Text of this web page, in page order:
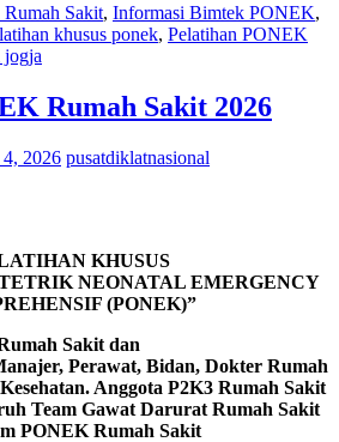
Sakit, Informasi Bimtek PONEK,
khusus ponek, Pelatihan PONEK
jogja
Rumah Sakit 2026
2026 pusatdiklatnasional
KHUSUS
NEONATAL EMERGENCY
(PONEK)”
Sakit dan
Perawat, Bidan, Dokter Rumah
Anggota P2K3 Rumah Sakit
Team Gawat Darurat Rumah Sakit
PONEK Rumah Sakit